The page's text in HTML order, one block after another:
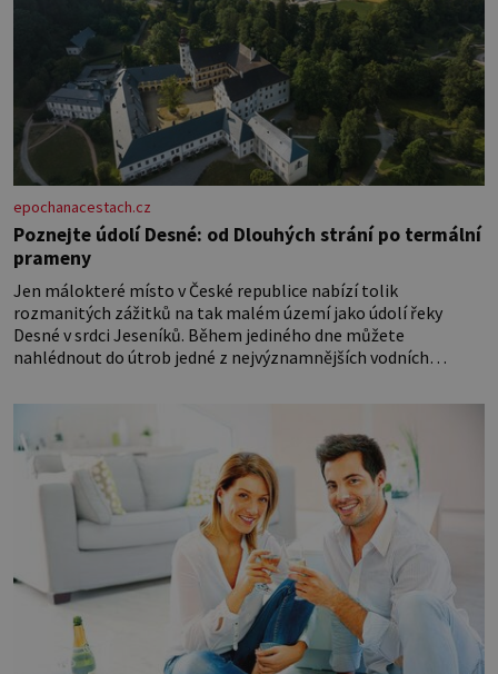
epochanacestach.cz
Poznejte údolí Desné: od Dlouhých strání po termální
prameny
Jen málokteré místo v České republice nabízí tolik
rozmanitých zážitků na tak malém území jako údolí řeky
Desné v srdci Jeseníků. Během jediného dne můžete
nahlédnout do útrob jedné z nejvýznamnějších vodních
koloběžce a den zakončit poznáváním památek ve Velkých
Losinách nebo v termálním